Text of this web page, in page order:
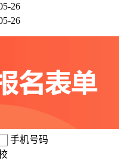
26
26
手机号码